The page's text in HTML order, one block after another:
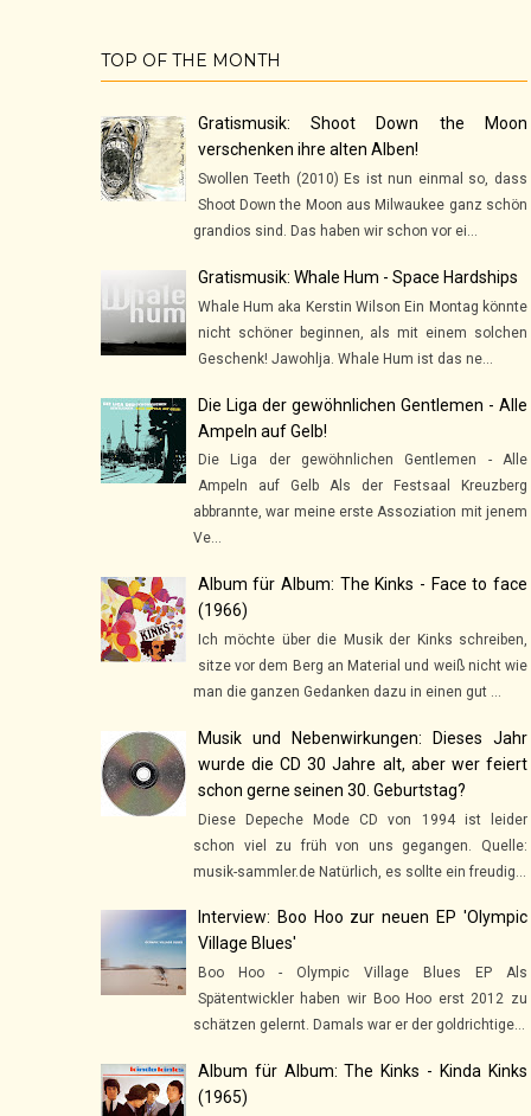
TOP OF THE MONTH
Gratismusik: Shoot Down the Moon
verschenken ihre alten Alben!
Swollen Teeth (2010) Es ist nun einmal so, dass
Shoot Down the Moon aus Milwaukee ganz schön
grandios sind. Das haben wir schon vor ei...
Gratismusik: Whale Hum - Space Hardships
Whale Hum aka Kerstin Wilson Ein Montag könnte
nicht schöner beginnen, als mit einem solchen
Geschenk! Jawohlja. Whale Hum ist das ne...
Die Liga der gewöhnlichen Gentlemen - Alle
Ampeln auf Gelb!
Die Liga der gewöhnlichen Gentlemen - Alle
Ampeln auf Gelb Als der Festsaal Kreuzberg
abbrannte, war meine erste Assoziation mit jenem
Ve...
Album für Album: The Kinks - Face to face
(1966)
Ich möchte über die Musik der Kinks schreiben,
sitze vor dem Berg an Material und weiß nicht wie
man die ganzen Gedanken dazu in einen gut ...
Musik und Nebenwirkungen: Dieses Jahr
wurde die CD 30 Jahre alt, aber wer feiert
schon gerne seinen 30. Geburtstag?
Diese Depeche Mode CD von 1994 ist leider
schon viel zu früh von uns gegangen. Quelle:
musik-sammler.de Natürlich, es sollte ein freudig...
Interview: Boo Hoo zur neuen EP 'Olympic
Village Blues'
Boo Hoo - Olympic Village Blues EP Als
Spätentwickler haben wir Boo Hoo erst 2012 zu
schätzen gelernt. Damals war er der goldrichtige...
Album für Album: The Kinks - Kinda Kinks
(1965)